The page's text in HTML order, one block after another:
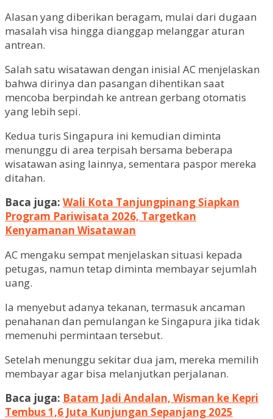
Alasan yang diberikan beragam, mulai dari dugaan
masalah visa hingga dianggap melanggar aturan
antrean.
Salah satu wisatawan dengan inisial AC menjelaskan
bahwa dirinya dan pasangan dihentikan saat
mencoba berpindah ke antrean gerbang otomatis
yang lebih sepi.
Kedua turis Singapura ini kemudian diminta
menunggu di area terpisah bersama beberapa
wisatawan asing lainnya, sementara paspor mereka
ditahan.
Baca juga: Wali Kota Tanjungpinang Siapkan
Program Pariwisata 2026, Targetkan
Kenyamanan Wisatawan
AC mengaku sempat menjelaskan situasi kepada
petugas, namun tetap diminta membayar sejumlah
uang.
Ia menyebut adanya tekanan, termasuk ancaman
penahanan dan pemulangan ke Singapura jika tidak
memenuhi permintaan tersebut.
Setelah menunggu sekitar dua jam, mereka memilih
membayar agar bisa melanjutkan perjalanan.
Baca juga: Batam Jadi Andalan, Wisman ke Kepri
Tembus 1,6 Juta Kunjungan Sepanjang 2025